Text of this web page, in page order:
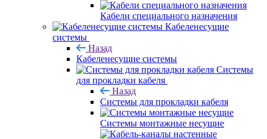
Кабели специального назначения
Кабеленесущие
системы
Назад
Кабеленесущие системы
Системы
для прокладки кабеля
Назад
Системы для прокладки кабеля
Системы монтажные несущие